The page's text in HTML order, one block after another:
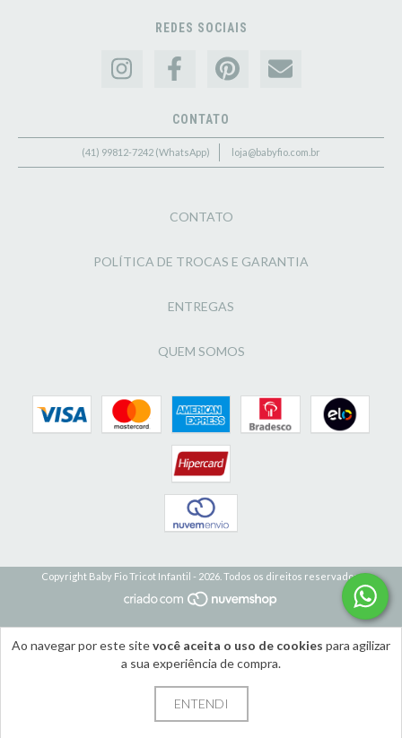
Ao navegar por este sitevocê aceita o uso de cookies para agilizar
a sua experiência de compra.
ENTENDI
REDES SOCIAIS
CONTATO
(41) 99812-7242 (WhatsApp) loja@babyfio.com.br
CONTATO
POLÍTICA DE TROCAS E GARANTIA
ENTREGAS
QUEM SOMOS
Copyright Baby Fio Tricot Infantil - 2026. Todos os direitos reservados.